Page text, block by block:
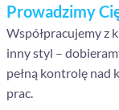
Prowadzimy
Współpracujemy z
inny styl –
pełną kontrolę nad
prac.